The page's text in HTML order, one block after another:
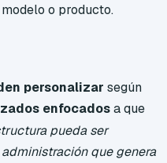
o producto.
personalizar según
enfocadosa que
pueda ser
que genera